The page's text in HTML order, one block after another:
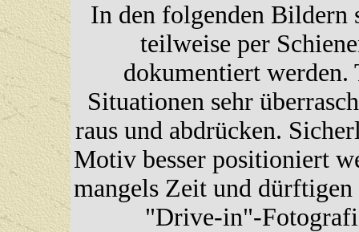
In den folgenden Bildern
teilweise per
dokumentiert werden.
Situationen sehr
raus und abdrücken.
Motiv besser positioniert
mangels Zeit und
"Drive-in"-